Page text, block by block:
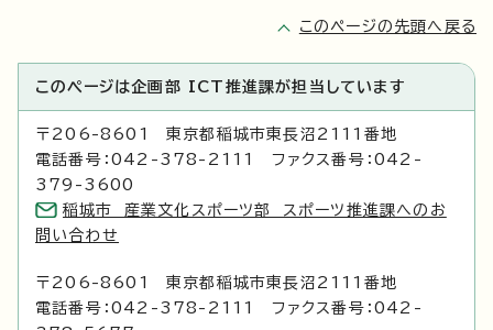
このページの先頭へ戻る
このページは企画部 ICT推進課が担当しています
〒206-8601 東京都稲城市東長沼2111番地
電話番号：042-378-2111 ファクス番号：042-
379-3600
稲城市 産業文化スポーツ部 スポーツ推進課へのお
問い合わせ
〒206-8601 東京都稲城市東長沼2111番地
電話番号：042-378-2111 ファクス番号：042-